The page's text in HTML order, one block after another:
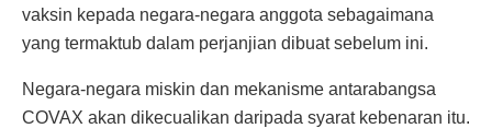
vaksin kepada negara-negara anggota sebagaimana
yang termaktub dalam perjanjian dibuat sebelum ini.
Negara-negara miskin dan mekanisme antarabangsa
COVAX akan dikecualikan daripada syarat kebenaran itu.